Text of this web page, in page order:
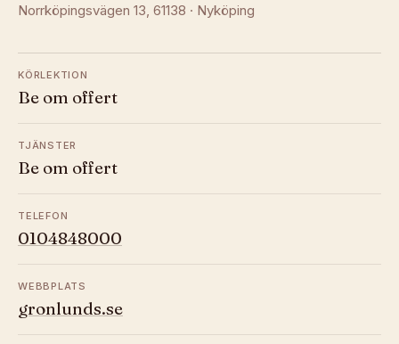
Norrköpingsvägen 13, 61138 · Nyköping
KÖRLEKTION
Be om offert
TJÄNSTER
Be om offert
TELEFON
0104848000
WEBBPLATS
gronlunds.se